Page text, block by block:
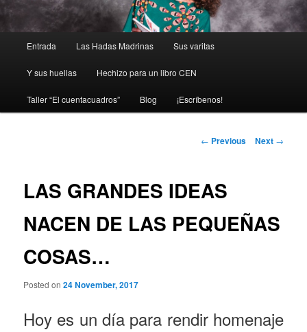
Skip
to
primary
Entrada Las Hadas Madrinas Sus varitas
Y sus huellas Hechizo para un libro CEN
Taller “El cuentacuadros” Blog ¡Escríbenos!
Post
← Previous Next →
LAS GRANDES IDEAS
NACEN DE LAS PEQUEÑAS
COSAS…
Posted on24 November, 2017
Hoy es un día para rendir homenaje